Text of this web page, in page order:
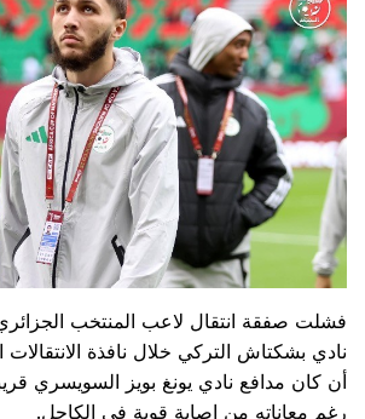
فشلت صفقة انتقال لاعب المنتخب
نادي بشكتاش التركي خلال نافذة الانتقالات
أن كان مدافع نادي يونغ بويز السويسري
رغم معاناته من إصابة قوية في الكاحل.